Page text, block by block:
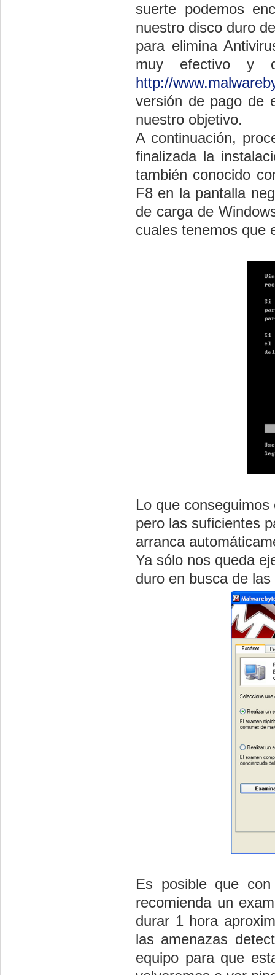
suerte podemos
nuestro disco duro
para elimina
muy efectivo y
http://
versión de pago de
nuestro objetivo.
A continuación,
finalizada la
también conocido
F8 en la pantalla
de carga de
cuales tenemos que
Lo que
pero las suficientes
arranca
Ya sólo nos queda
duro en busca de
Es posible que
recomienda un
durar 1 hora
las amenazas
equipo para que